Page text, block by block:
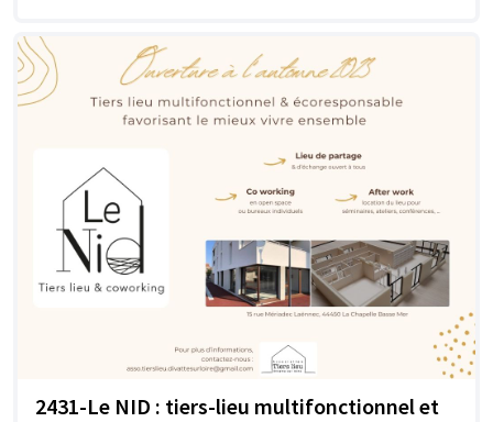
2431-Le NID : tiers-lieu multifonctionnel et